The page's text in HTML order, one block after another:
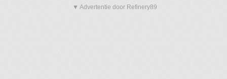
▼ Advertentie door Refinery89